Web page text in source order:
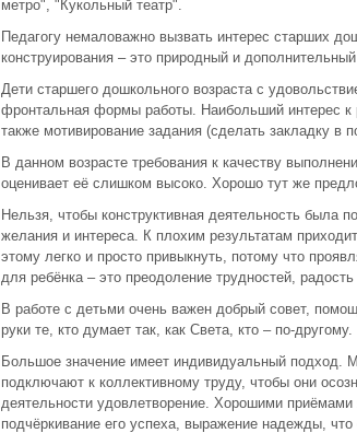
метро", "Кукольный театр".
Педагогу немаловажно вызвать интерес старших
конструирования – это природный и
Дети старшего дошкольного возраста с
фронтальная формы работы. Наибольший интерес к
также мотивирование задания (сделать закладку в
В данном возрасте требования к качеству
оценивает её слишком высоко. Хорошо тут же
Нельзя, чтобы конструктивная деятельность была
желания и интереса. К плохим результатам
этому легко и просто привыкнуть, потому что
для ребёнка – это преодоление трудностей,
В работе с детьми очень важен добрый совет,
руки те, кто думает так, как Света, кто – по-
Большое значение имеет индивидуальный подход.
подключают к коллективному труду, чтобы они
деятельности удовлетворение. Хорошими
подчёркивание его успеха, выражение надежды,